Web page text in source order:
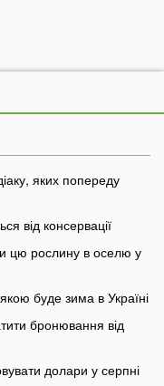
яких попереду
від консервації
цю рослину в оселю у
буде зима в Україні
бронювання від
долари у серпні